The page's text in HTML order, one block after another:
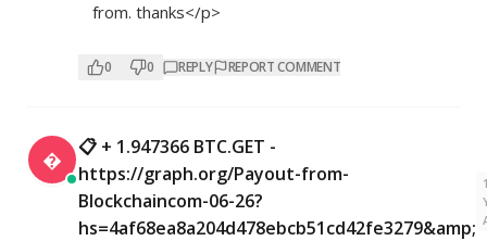
from. thanks</p>
0 0 REPLY REPORT COMMENT

📋 + 1.947366 BTC.GET -
https://graph.org/Payout-from-
Blockchaincom-06-26?
hs=4af68ea8a204d478ebcb51cd42fe3279&amp;